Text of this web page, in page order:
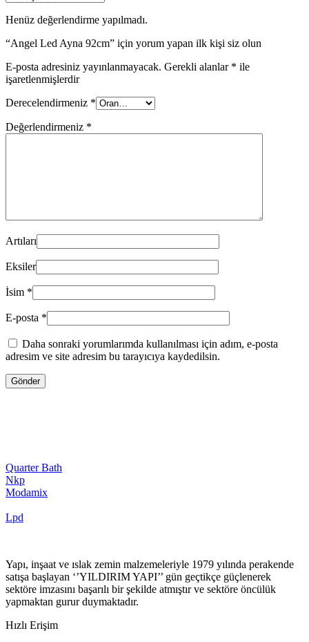
Henüz değerlendirme yapılmadı.
“Angel Led Ayna 92cm” için yorum yapan ilk kişi siz olun
E-posta adresiniz yayınlanmayacak. Gerekli alanlar * ile
işaretlenmişlerdir
Derecelendirmeniz *
Değerlendirmeniz *
Artıları
Eksiler
İsim *
E-posta *
Daha sonraki yorumlarımda kullanılması için adım, e-posta
adresim ve site adresim bu tarayıcıya kaydedilsin.
Quarter Bath
Nkp
Modamix
Lpd
Yapı, inşaat ve ıslak zemin malzemeleriyle 1979 yılında perakende
satışa başlayan ‘’YILDIRIM YAPI’’ gün geçtikçe güçlenerek
sektöre imzasını başarılı bir şekilde atmıştır ve sektöre öncülük
yapmaktan gurur duymaktadır.
Hızlı Erişim